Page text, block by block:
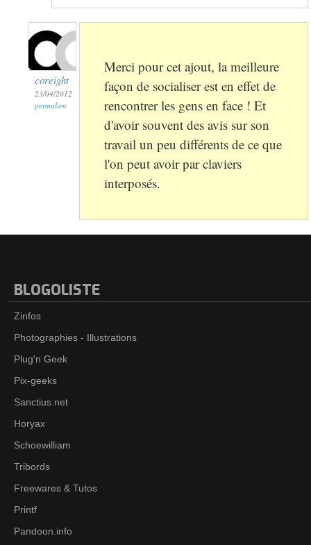
coreight
23/04/2012
permalien
Merci pour cet ajout, la meilleure
façon de socialiser est en effet de
rencontrer les gens en face ! Et
d'avoir souvent des avis sur son
travail un peu différents de ce que
l'on peut avoir par claviers
interposés.
BLOGOLISTE
Zinfos
Photographies - Illustrations
Plug'n Geek
Pix-geeks
Sanctius.net
Horyax
Schoewilliam
Tribords
Freewares & Tutos
Printf
Pandoon.info